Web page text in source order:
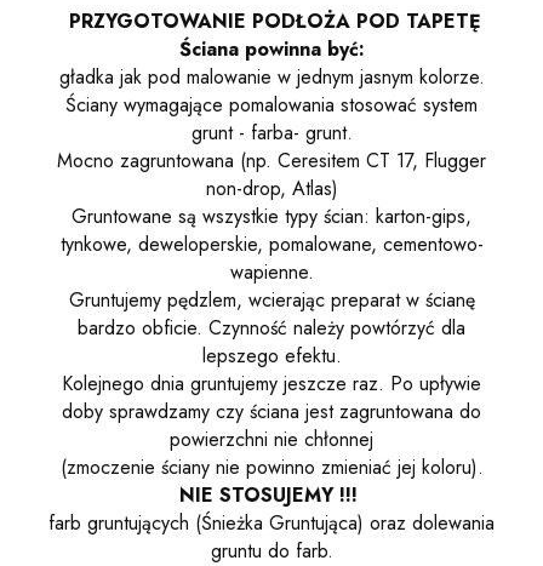
PRZYGOTOWANIE PODŁOŻA POD TAPETĘ
Ściana powinna być:
gładka jak pod malowanie w jednym jasnym kolorze.
Ściany wymagające pomalowania stosować system
grunt - farba- grunt.
Mocno zagruntowana (np. Ceresitem CT 17, Flugger
non-drop, Atlas)
Gruntowane są wszystkie typy ścian: karton-gips,
tynkowe, deweloperskie, pomalowane, cementowo-
wapienne.
Gruntujemy pędzlem, wcierając preparat w ścianę
bardzo obficie. Czynność należy powtórzyć dla
lepszego efektu.
Kolejnego dnia gruntujemy jeszcze raz. Po upływie
doby sprawdzamy czy ściana jest zagruntowana do
powierzchni nie chłonnej
(zmoczenie ściany nie powinno zmieniać jej koloru).
NIE STOSUJEMY !!!
farb gruntujących (Śnieżka Gruntująca) oraz dolewania
gruntu do farb.